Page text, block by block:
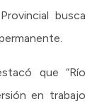
busca
que “Río
en trabajo